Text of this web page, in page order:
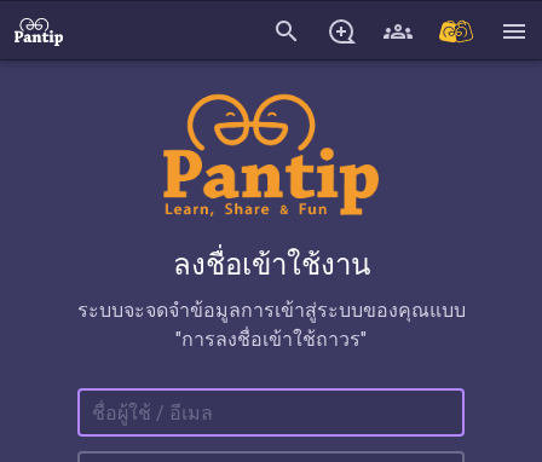
search menu
ลงชื่อเข้าใช้งาน
ระบบจะจดจำข้อมูลการเข้าสู่ระบบของคุณแบบ
"การลงชื่อเข้าใช้ถาวร"